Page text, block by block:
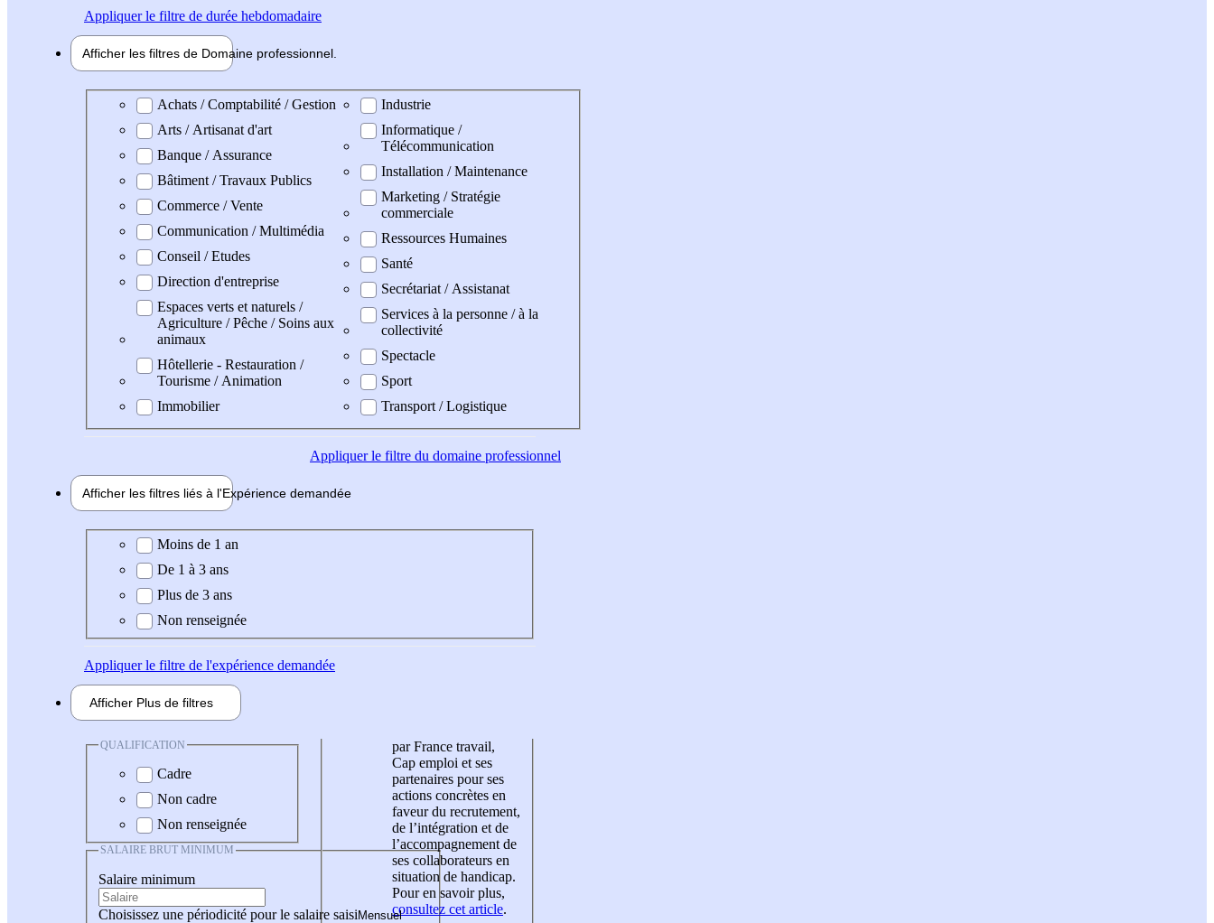
Appliquerle filtre de durée hebdomadaire
Afficher les filtres de Domaine professionnel
Domaine professionel
Achats / Comptabilité / Gestion
Arts / Artisanat d'art
Banque / Assurance
Bâtiment / Travaux Publics
Commerce / Vente
Communication / Multimédia
Conseil / Etudes
Direction d'entreprise
Espaces verts et naturels /
Agriculture / Pêche / Soins aux
animaux
Hôtellerie - Restauration /
Tourisme / Animation
Immobilier
Industrie
Informatique /
Télécommunication
Installation / Maintenance
Marketing / Stratégie
commerciale
Ressources Humaines
Santé
Secrétariat / Assistanat
Services à la personne / à la
collectivité
Spectacle
Sport
Transport / Logistique
Appliquerle filtre du domaine professionnel
Afficher les filtres liés à l'Expérience demandée
Expérience demandée
Moins de 1 an
De 1 à 3 ans
Plus de 3 ans
Non renseignée
Appliquerle filtre de l'expérience demandée
Afficher Plus de filtres
QUALIFICATION
Cadre
Non cadre
Non renseignée
SALAIRE BRUT MINIMUM
Salaire minimum
Choisissez une périodicité pour le salaire saisi
par France travail,
Cap emploi et ses
partenaires pour ses
actions concrètes en
faveur du recrutement,
de l’intégration et de
l’accompagnement de
ses collaborateurs en
situation de handicap.
Pour en savoir plus,
consultez cet article.